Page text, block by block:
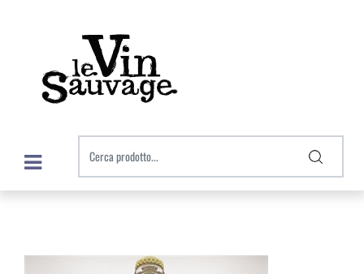
Open menu